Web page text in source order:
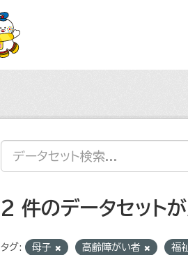
2 件のデータセット
タグ: 母子 高齢障がい者 福